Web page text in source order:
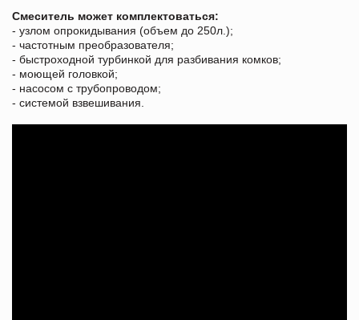
Смеситель может комплектоваться:
- узлом опрокидывания (объем до 250л.);
- частотным преобразователя;
- быстроходной турбинкой для разбивания комков;
- моющей головкой;
- насосом с трубопроводом;
- системой взвешивания.